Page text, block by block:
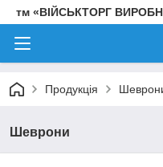
тм «ВІЙСЬКТОРГ
Продукція
Шеврони